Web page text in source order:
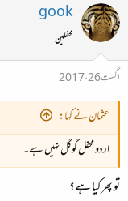
gook
محفلین
اگست 26، 2017
عثمان نے کہا:
اردو محفل گوگل نہیں ہے۔
تو پھر کیا ہے؟